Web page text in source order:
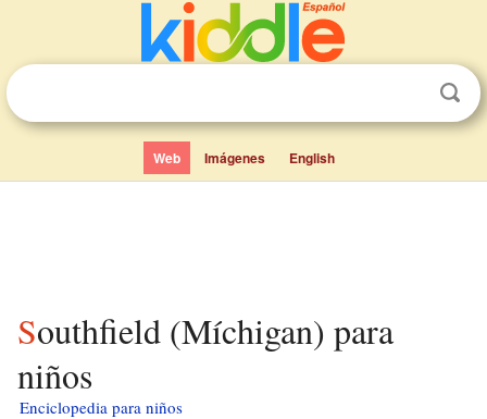
Web Imágenes English
Southfield (Míchigan) para
niños
Enciclopedia para niños